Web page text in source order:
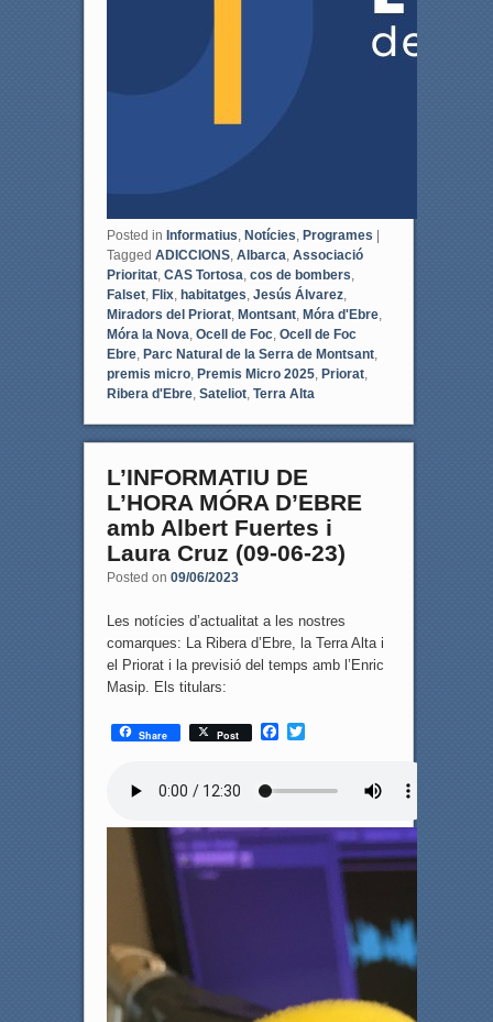
Posted in Informatius Notícies Programes |
Tagged ADICCIONS, Albarca Associació
Prioritat, CAS Tortosa cos de bombers
Falset, Flix, habitatges Jesús Álvarez,
Miradors del Priorat, Montsant, Móra d'Ebre,
Móra la Nova Ocell de Foc, Ocell de Foc
Ebre, Parc Natural de la Serra de Montsant,
premis micro, Premis Micro 2025, Priorat,
Ribera d'Ebre, Sateliot, Terra Alta
L’INFORMATIU DE
L’HORA MÓRA D’EBRE
amb Albert Fuertes i
Laura Cruz (09-06-23)
Posted on 09/06/2023
Les notícies d’actualitat a les nostres
comarques: La Ribera d’Ebre, la Terra Alta i
el Priorat i la previsió del temps amb l’Enric
Masip. Els titulars:
Share Post
F
o
T
r